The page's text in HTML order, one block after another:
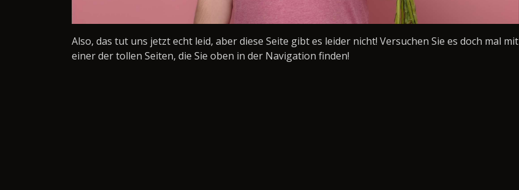
Also, das tut uns jetzt echt leid, aber diese Seite gibt es leider nicht! Versuchen Sie es doch mal mit
einer der tollen Seiten, die Sie oben in der Navigation finden!